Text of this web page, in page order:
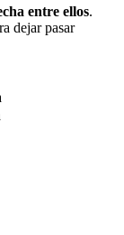
entre ellos.
dejar pasar